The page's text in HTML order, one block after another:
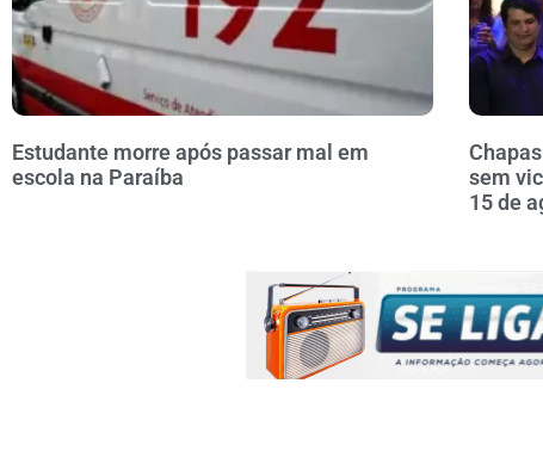
Estudante morre após passar mal em
escola na Paraíba
sem
15 de